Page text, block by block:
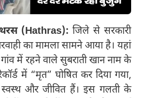
(Hathras): जिले से सरकारी
का मामला सामने आया है। यहां
गांव में रहने वाले सुबराती खान नाम के
में “मृत” घोषित कर दिया गया,
और जीवित हैं। इस गलती के